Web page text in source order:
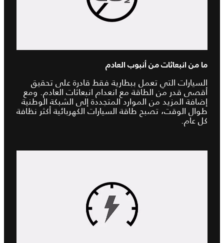
ما من انبعاثات من أنبوب العادم
السيارات التي تعمل ببطارية فقط قادرة على تحقيق
أقصى قدر من الطاقة مع انعدام انبعاثات العادم. ومع
إضافة المزيد من الموارد المتجددة إلى الشبكة الوطنية
طوال الوقت، تصبح طاقة السيارات الكهربائية أكثر نظافة
كل عام.